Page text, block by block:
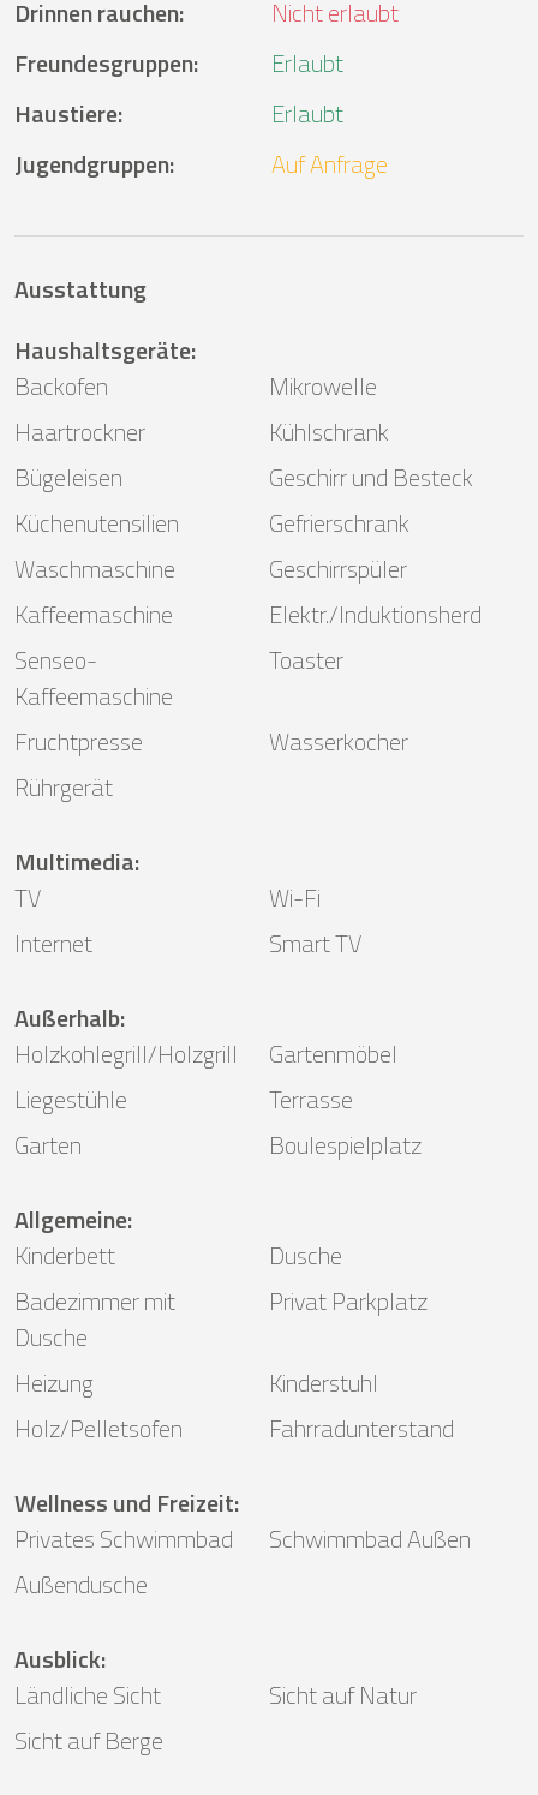
Drinnen rauchen:
Nicht erlaubt
Freundesgruppen:
Erlaubt
Haustiere:
Erlaubt
Jugendgruppen: Auf Anfrage
Ausstattung
Haushaltsgeräte:
Backofen
Mikrowelle
Haartrockner
Kühlschrank
Bügeleisen
Geschirr und Besteck
Küchenutensilien
Gefrierschrank
Waschmaschine
Geschirrspüler
Kaffeemaschine
Elektr./Induktionsherd
Senseo-
Kaffeemaschine
Toaster
Fruchtpresse
Wasserkocher
Rührgerät
Multimedia:
TV
Wi-Fi
Internet
Smart TV
Außerhalb:
Holzkohlegrill/Holzgrill
Gartenmöbel
Liegestühle
Terrasse
Garten
Boulespielplatz
Allgemeine:
Kinderbett
Dusche
Badezimmer mit
Dusche
Privat Parkplatz
Heizung
Kinderstuhl
Holz/Pelletsofen
Fahrradunterstand
Wellness und Freizeit:
Privates Schwimmbad
Schwimmbad Außen
Außendusche
Ausblick:
Ländliche Sicht
Sicht auf Natur
Sicht auf Berge